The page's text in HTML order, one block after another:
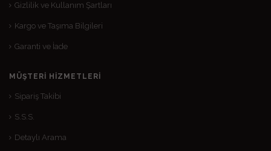
Gizlilik ve Kullanım Şartları
Kargo ve Taşıma Bilgileri
Garanti ve İade
MÜŞTERI HIZMETLERI
Sipariş Takibi
S.S.S.
Detaylı Arama